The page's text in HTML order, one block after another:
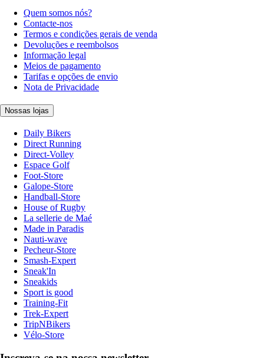
Quem somos nós?
Contacte-nos
Termos e condições gerais de venda
Devoluções e reembolsos
Informação legal
Meios de pagamento
Tarifas e opções de envio
Nota de Privacidade
Nossas lojas
Daily Bikers
Direct Running
Direct-Volley
Espace Golf
Foot-Store
Galope-Store
Handball-Store
House of Rugby
La sellerie de Maé
Made in Paradis
Nauti-wave
Pecheur-Store
Smash-Expert
Sneak'In
Sneakids
Sport is good
Training-Fit
Trek-Expert
TripNBikers
Vélo-Store